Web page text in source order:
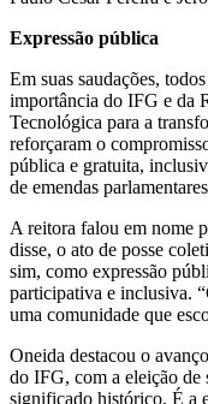
Expressão pública
Em suas saudações,
importância do IFG e da
Tecnológica para a
reforçaram o
pública e gratuita,
de emendas
A reitora falou em nome
disse, o ato de posse
sim, como expressão
participativa e inclusiva.
uma comunidade que
Oneida destacou o
do IFG, com a eleição de
significado histórico. É a